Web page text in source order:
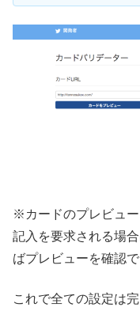
※カードのプレビュ
記入を要求される場
ばプレビューを確認で
これで全ての設定は完